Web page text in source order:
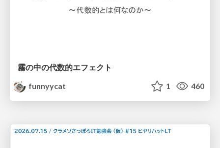
霧の中の代数的エフェクト
funnyycat
1 460